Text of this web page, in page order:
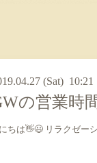
(Sat) 10:21
の営業時
ちは👋😃 リラクゼー